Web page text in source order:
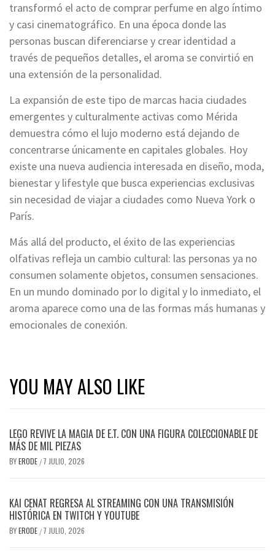
transformó el acto de comprar perfume en algo íntimo
y casi cinematográfico. En una época donde las
personas buscan diferenciarse y crear identidad a
través de pequeños detalles, el aroma se convirtió en
una extensión de la personalidad.
La expansión de este tipo de marcas hacia ciudades
emergentes y culturalmente activas como Mérida
demuestra cómo el lujo moderno está dejando de
concentrarse únicamente en capitales globales. Hoy
existe una nueva audiencia interesada en diseño, moda,
bienestar y lifestyle que busca experiencias exclusivas
sin necesidad de viajar a ciudades como Nueva York o
París.
Más allá del producto, el éxito de las experiencias
olfativas refleja un cambio cultural: las personas ya no
consumen solamente objetos, consumen sensaciones.
En un mundo dominado por lo digital y lo inmediato, el
aroma aparece como una de las formas más humanas y
emocionales de conexión.
YOU MAY ALSO LIKE
LEGO REVIVE LA MAGIA DE E.T. CON UNA FIGURA COLECCIONABLE DE
MÁS DE MIL PIEZAS
BYERODE / 7 JULIO, 2026
KAI CENAT REGRESA AL STREAMING CON UNA TRANSMISIÓN
HISTÓRICA EN TWITCH Y YOUTUBE
BYERODE / 7 JULIO, 2026